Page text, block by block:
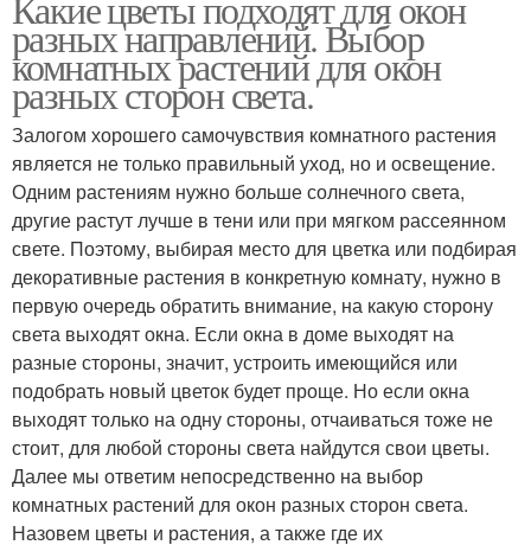
разных направлений. Выбор
комнатных растений для окон
разных сторон света.
Залогом хорошего самочувствия комнатного растения
является не только правильный уход, но и освещение.
Одним растениям нужно больше солнечного света,
другие растут лучше в тени или при мягком рассеянном
свете. Поэтому, выбирая место для цветка или подбирая
декоративные растения в конкретную комнату, нужно в
первую очередь обратить внимание, на какую сторону
света выходят окна. Если окна в доме выходят на
разные стороны, значит, устроить имеющийся или
подобрать новый цветок будет проще. Но если окна
выходят только на одну стороны, отчаиваться тоже не
стоит, для любой стороны света найдутся свои цветы.
Далее мы ответим непосредственно на выбор
комнатных растений для окон разных сторон света.
Назовем цветы и растения, а также где их